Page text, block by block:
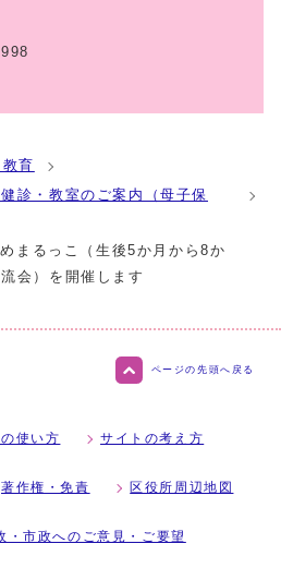
育
診・教室のご案内（母子保
まるっこ（生後5か月から8か
会）を開催します
ページの先頭へ戻る
使い方 サイトの考え方
著作権・免責 区役所周辺地図
・市政へのご意見・ご要望